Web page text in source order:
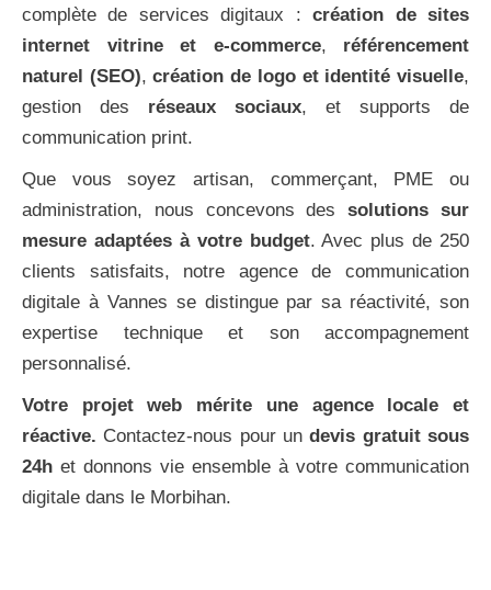
complète de services digitaux :création de sites
internet vitrine et e-commerce, référencement
naturel (SEO),création de logo et identité visuelle,
gestion des réseaux sociaux, et supports de
communication print.
Que vous soyez artisan, commerçant, PME ou
administration, nous concevons dessolutions sur
mesure adaptées à votre budget. Avec plus de 250
clients satisfaits, notre agence de communication
digitale à Vannes se distingue par sa réactivité, son
expertise technique et son accompagnement
personnalisé.
Votre projet web mérite une agence locale et
réactive. Contactez-nous pour undevis gratuit sous
24h et donnons vie ensemble à votre communication
digitale dans le Morbihan.